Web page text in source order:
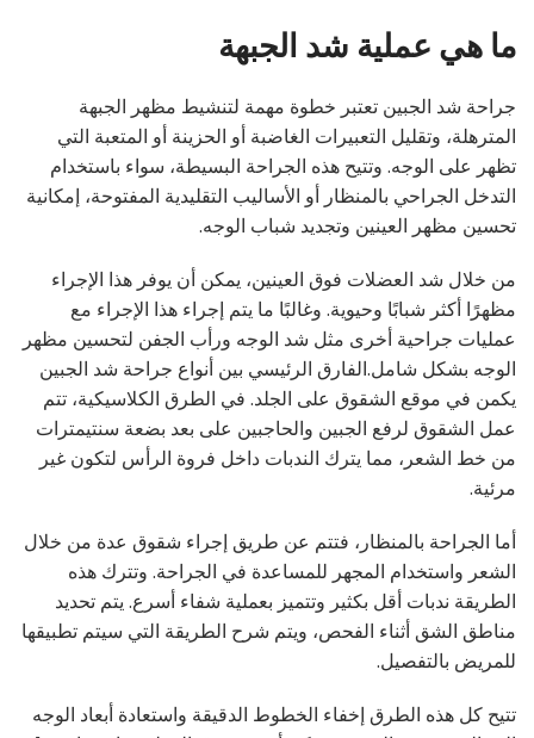
ما هي عملية شد الجبهة
جراحة شد الجبين تعتبر خطوة مهمة لتنشيط مظهر الجبهة
المترهلة، وتقليل التعبيرات الغاضبة أو الحزينة أو المتعبة التي
تظهر على الوجه. وتتيح هذه الجراحة البسيطة، سواء باستخدام
التدخل الجراحي بالمنظار أو الأساليب التقليدية المفتوحة، إمكانية
تحسين مظهر العينين وتجديد شباب الوجه.
من خلال شد العضلات فوق العينين، يمكن أن يوفر هذا الإجراء
مظهرًا أكثر شبابًا وحيوية. وغالبًا ما يتم إجراء هذا الإجراء مع
عمليات جراحية أخرى مثل شد الوجه ورأب الجفن لتحسين مظهر
الوجه بشكل شامل.الفارق الرئيسي بين أنواع جراحة شد الجبين
يكمن في موقع الشقوق على الجلد. في الطرق الكلاسيكية، تتم
عمل الشقوق لرفع الجبين والحاجبين على بعد بضعة سنتيمترات
من خط الشعر، مما يترك الندبات داخل فروة الرأس لتكون غير
مرئية.
أما الجراحة بالمنظار، فتتم عن طريق إجراء شقوق عدة من خلال
الشعر واستخدام المجهر للمساعدة في الجراحة. وتترك هذه
الطريقة ندبات أقل بكثير وتتميز بعملية شفاء أسرع. يتم تحديد
مناطق الشق أثناء الفحص، ويتم شرح الطريقة التي سيتم تطبيقها
للمريض بالتفصيل.
تتيح كل هذه الطرق إخفاء الخطوط الدقيقة واستعادة أبعاد الوجه